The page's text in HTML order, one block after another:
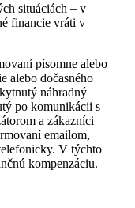
situáciách – v
financie vráti v
písomne alebo
alebo dočasného
náhradný
po komunikácii s
a zákazníci
emailom,
V týchto
kompenzáciu.